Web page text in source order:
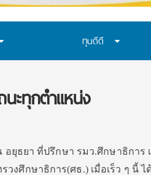
ทุนดีดี
ะทุกตำแหน่ง
ยุธยา ที่ปรึกษา รมว.ศึกษาธิการ
งศึกษาธิการ(ศธ.) เมื่อเร็ว ๆ นี้ ไ